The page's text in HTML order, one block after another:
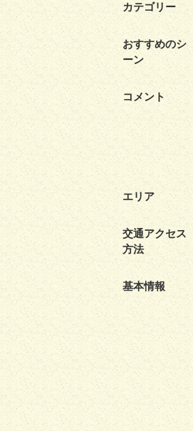
カテゴリー
おすすめのシ
ーン
コメント
エリア
交通アクセス
方法
基本情報